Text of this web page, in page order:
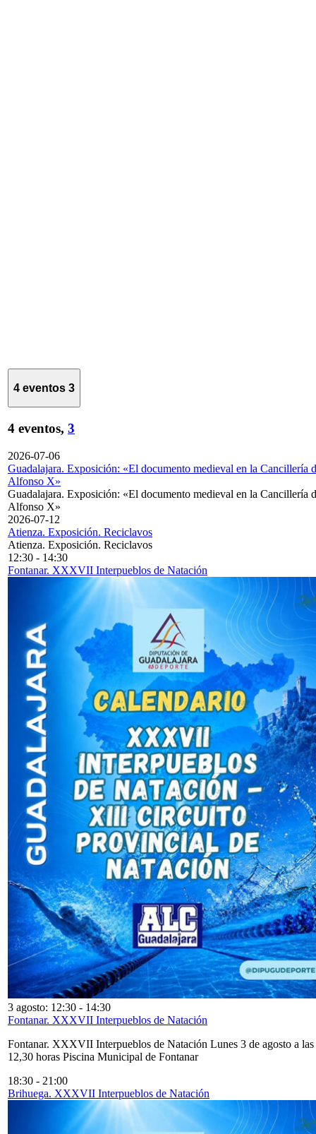
4 eventos 3
4 eventos, 3
2026-07-06
Guadalajara. Exposición: «El documento medieval en la Cancillería
Alfonso X»
Guadalajara. Exposición: «El documento medieval en la Cancillería
Alfonso X»
2026-07-12
Atienza. Exposición. Reciclavos
Atienza. Exposición. Reciclavos
12:30 - 14:30
Fontanar. XXXVII Interpueblos de Natación
3 agosto: 12:30 - 14:30
Fontanar. XXXVII Interpueblos de Natación
Fontanar. XXXVII Interpueblos de Natación Lunes 3 de agosto a las
12,30 horas Piscina Municipal de Fontanar
18:30 - 21:00
Brihuega. XXXVII Interpueblos de Natación